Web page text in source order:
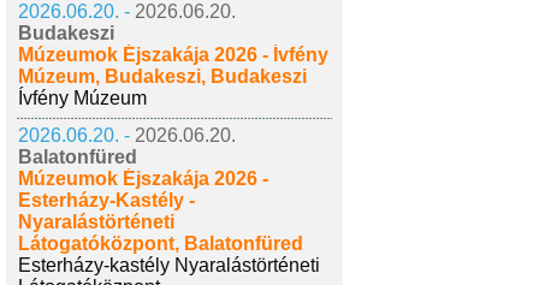
2026.06.20. - 2026.06.20.
Budakeszi
Múzeumok Éjszakája 2026 - Ívfény
Múzeum, Budakeszi, Budakeszi
Ívfény Múzeum
2026.06.20. - 2026.06.20.
Balatonfüred
Múzeumok Éjszakája 2026 -
Esterházy-Kastély -
Nyaralástörténeti
Látogatóközpont, Balatonfüred
Esterházy-kastély Nyaralástörténeti